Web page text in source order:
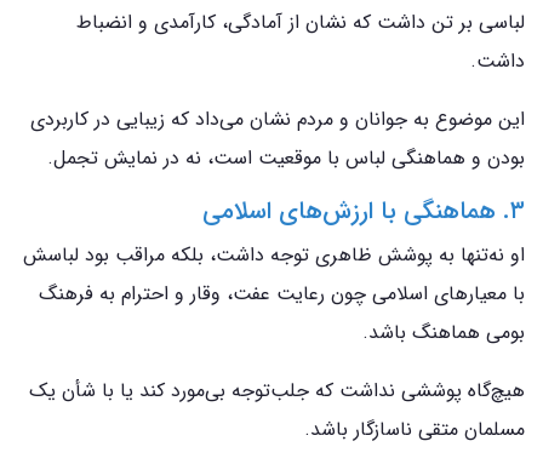
لباسی بر تن داشت که نشان از آمادگی، کارآمدی و انضباط
داشت.
این موضوع به جوانان و مردم نشان می‌داد که زیبایی در کاربردی
بودن و هماهنگی لباس با موقعیت است، نه در نمایش تجمل.
۳. هماهنگی با ارزش‌های اسلامی
او نه‌تنها به پوشش ظاهری توجه داشت، بلکه مراقب بود لباسش
با معیارهای اسلامی چون رعایت عفت، وقار و احترام به فرهنگ
بومی هماهنگ باشد.
هیچ‌گاه پوششی نداشت که جلب‌توجه بی‌مورد کند یا با شأن یک
مسلمان متقی ناسازگار باشد.